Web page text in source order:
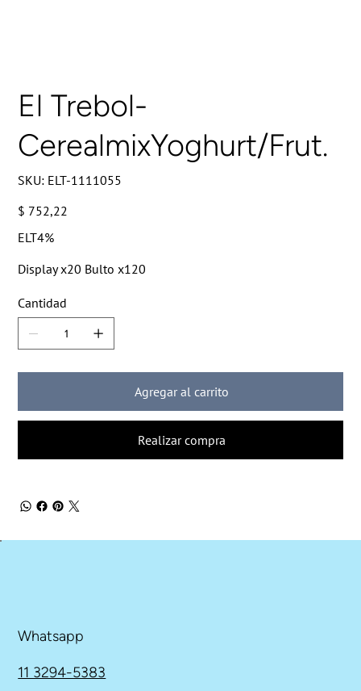
El Trebol-
CerealmixYoghurt/Frut.
SKU: SKU
ELT-
ELT-1111055
Precio
$ 752,22
ELT4%
Display x20 Bulto x120
Cantidad
Agregar al carrito
Realizar compra
Whatsapp
11 3294-5383